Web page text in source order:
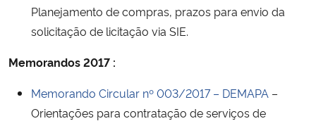
Planejamento de compras, prazos para envio da
solicitação de licitação via SIE.
Memorandos 2017 :
Memorando Circular nº 003/2017 – DEMAPA –
Orientações para contratação de serviços de